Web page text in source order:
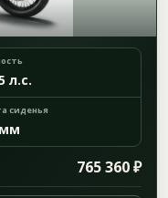
л.с.
сиденья
765 360 ₽